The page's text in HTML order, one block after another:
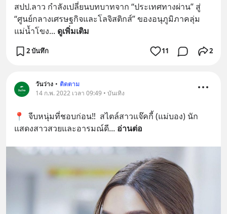
สปป.ลาว กำลังเปลี่ยนบทบาทจาก “ประเทศทางผ่าน” สู่
“ศูนย์กลางเศรษฐกิจและโลจิสติกส์” ของอนุภูมิภาคลุ่ม
แม่น้ำโขง... ดูเพิ่มเติม
2 บันทึก 11 2
วันว่าง • ติดตาม
14 ก.พ. 2022 เวลา 09:49 • บันเทิง
📍  จีบหนุ่มที่ชอบก่อน‼️  สไตล์สาวแจ๊คกี้ (แม่บอง) นัก
แสดงสาวสวยและอารมณ์ดี... อ่านต่อ